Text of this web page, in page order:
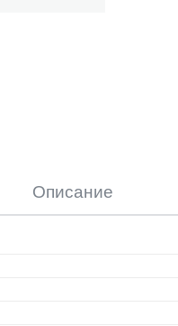
Описание